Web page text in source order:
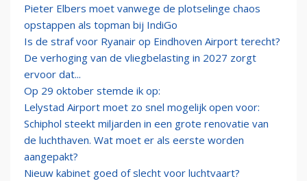
Pieter Elbers moet vanwege de plotselinge chaos
opstappen als topman bij IndiGo
Is de straf voor Ryanair op Eindhoven Airport terecht?
De verhoging van de vliegbelasting in 2027 zorgt
ervoor dat...
Op 29 oktober stemde ik op:
Lelystad Airport moet zo snel mogelijk open voor:
Schiphol steekt miljarden in een grote renovatie van
de luchthaven. Wat moet er als eerste worden
aangepakt?
Nieuw kabinet goed of slecht voor luchtvaart?